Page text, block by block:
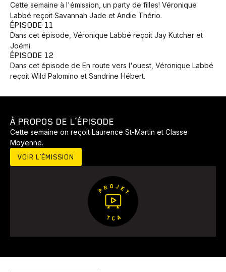
Animaux
Cette semaine à l'émission, un party de filles! Véronique
Labbé reçoit Savannah Jade et Andie Thério.
ÉPISODE 11
Dans cet épisode, Véronique Labbé reçoit Jay Kutcher et
Joémi.
ÉPISODE 12
Dans cet épisode de En route vers l'ouest, Véronique Labbé
reçoit Wild Palomino et Sandrine Hébert.
À PROPOS DE L’ÉPISODE
Cette semaine on reçoit Laurence St-Martin et Classe
Moyenne.
VOIR L’ÉMISSION